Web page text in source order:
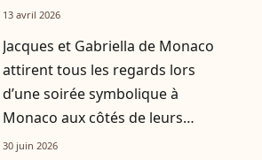
Rolex Monte-Carlo Masters
13 avril 2026
Jacques et Gabriella de Monaco
attirent tous les regards lors
d’une soirée symbolique à
Monaco aux côtés de leurs
parents
30 juin 2026